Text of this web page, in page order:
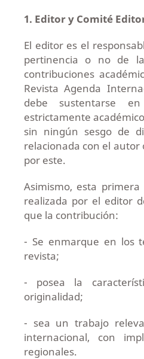
1. Editor y Comité
El editor es el
pertinencia o no de
contribuciones
Revista Agenda
debe sustentarse
estrictamente
sin ningún sesgo de
relacionada con el autor
por este.
Asimismo, esta
realizada por el editor
que la contribución:
- Se enmarque en los
revista;
- posea la
originalidad;
- sea un trabajo
internacional, con
regionales.